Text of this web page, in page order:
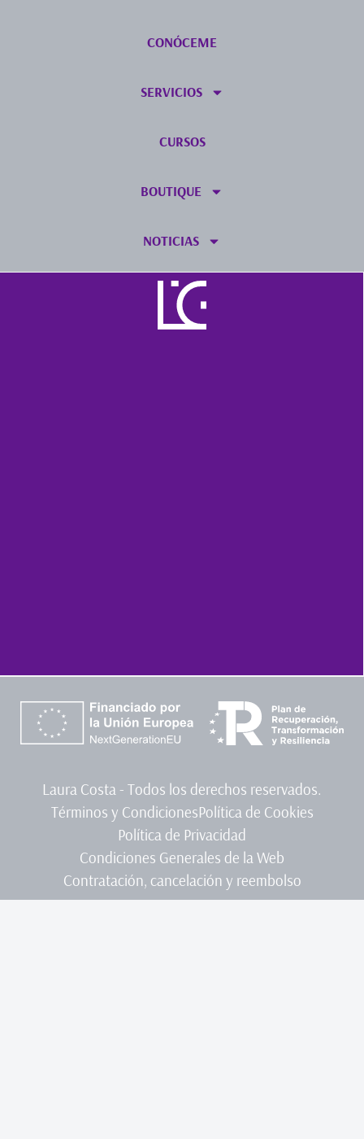
CONÓCEME
SERVICIOS
CURSOS
BOUTIQUE
NOTICIAS
Laura Costa - Todos los derechos reservados.
Términos y CondicionesPolítica de Cookies
Política de Privacidad
Condiciones Generales de la Web
Contratación, cancelación y reembolso